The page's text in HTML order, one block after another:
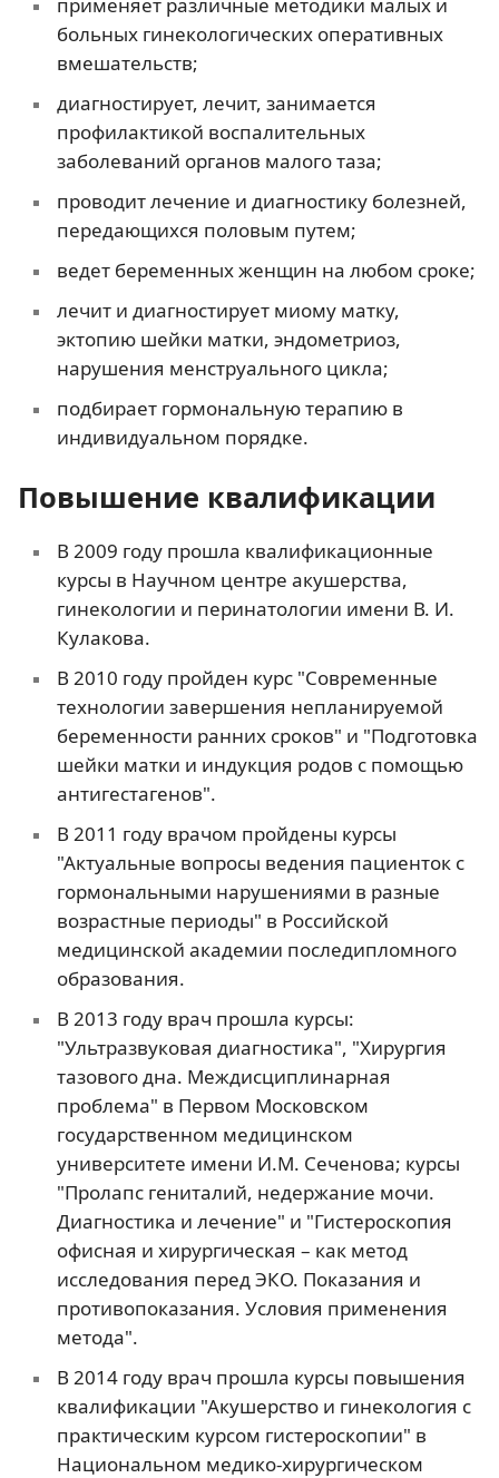
больных гинекологических оперативных
вмешательств;
диагностирует, лечит, занимается
профилактикой воспалительных
заболеваний органов малого таза;
проводит лечение и диагностику болезней,
передающихся половым путем;
ведет беременных женщин на любом сроке;
лечит и диагностирует миому матку,
эктопию шейки матки, эндометриоз,
нарушения менструального цикла;
подбирает гормональную терапию в
индивидуальном порядке.
Повышение квалификации
В 2009 году прошла квалификационные
курсы в Научном центре акушерства,
гинекологии и перинатологии имени В. И.
Кулакова.
В 2010 году пройден курс "Современные
технологии завершения непланируемой
беременности ранних сроков" и "Подготовка
шейки матки и индукция родов с помощью
антигестагенов".
В 2011 году врачом пройдены курсы
"Актуальные вопросы ведения пациенток с
гормональными нарушениями в разные
возрастные периоды" в Российской
медицинской академии последипломного
образования.
В 2013 году врач прошла курсы:
"Ультразвуковая диагностика", "Хирургия
тазового дна. Междисциплинарная
проблема" в Первом Московском
государственном медицинском
университете имени И.М. Сеченова; курсы
"Пролапс гениталий, недержание мочи.
Диагностика и лечение" и "Гистероскопия
офисная и хирургическая – как метод
исследования перед ЭКО. Показания и
противопоказания. Условия применения
метода".
В 2014 году врач прошла курсы повышения
квалификации "Акушерство и гинекология с
практическим курсом гистероскопии" в
Национальном медико-хирургическом